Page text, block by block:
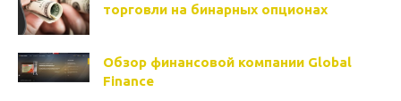
торговли на бинарных опционах
Обзор финансовой компании Global
Finance